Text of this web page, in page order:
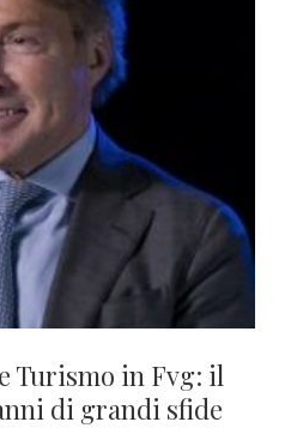
Turismo in Fvg: il
di grandi sfide